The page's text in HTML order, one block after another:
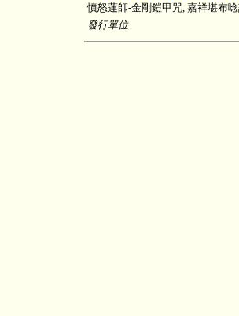
憤怒蓮師-金剛鎧甲咒, 嘉祥堪布
發行單位: